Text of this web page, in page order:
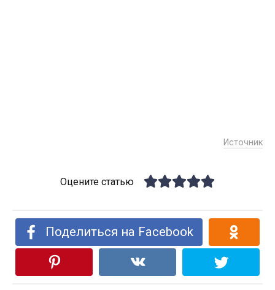
Источник
Оцените статью
Поделиться на Facebook